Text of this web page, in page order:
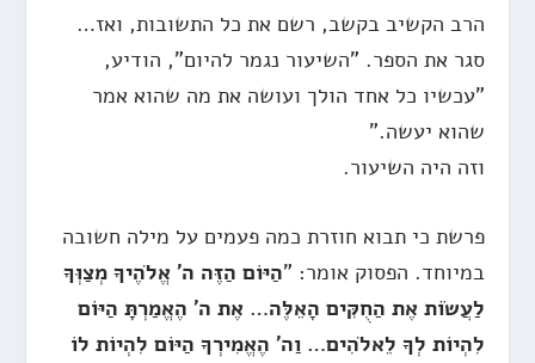
הרב הקשיב בקשב, רשם את כל התשובות, ואז…
סגר את הספר. "השיעור נגמר להיום", הודיע,
"עכשיו כל אחד הולך ועושה את מה שהוא אמר
שהוא יעשה."
וזה היה השיעור.
פרשת כי תבוא חוזרת כמה פעמים על מילה חשובה
במיוחד. הפסוק אומר: "הַיּוֹם הַזֶּה ה' אֱלֹהֶיךָ מְצַוְּךָ
לַעֲשׂוֹת אֶת הַחֻקִּים הָאֵלֶּה… אֶת ה' הֶאֱמַרְתָּ הַיּוֹם
לִהְיוֹת לְךָ לֵאלֹהִים… וַה' הֶאֱמִירְךָ הַיּוֹם לִהְיוֹת לוֹ